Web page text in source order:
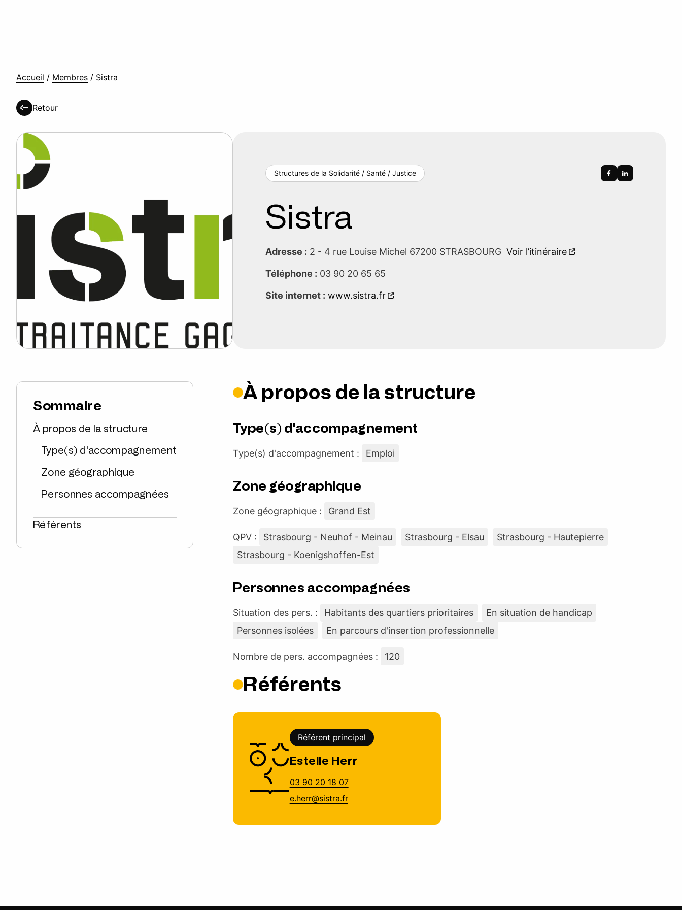
Accueil / Membres / Sistra
Retour
Structures de la Solidarité / Santé / Justice
Sistra
Adresse : 2 - 4 rue Louise Michel 67200 STRASBOURG Voir l’itinéraire
Téléphone : 03 90 20 65 65
Site internet : www.sistra.fr
Sommaire
À propos de la structure
Type(s) d'accompagnement
Zone géographique
Personnes accompagnées
Référents
À propos de la structure
Type(s) d'accompagnement
Type(s) d'accompagnement : Emploi
Zone géographique
Zone géographique : Grand Est
QPV : Strasbourg - Neuhof - Meinau Strasbourg - Elsau
Strasbourg - Hautepierre
Strasbourg - Koenigshoffen-Est
Personnes accompagnées
Situation des pers. : Habitants des quartiers prioritaires
En situation de handicap
Personnes isolées
En parcours d'insertion professionnelle
Nombre de pers. accompagnées : 120
Référents
Référent principal
Estelle Herr
03 90 20 18 07
e.herr@sistra.fr